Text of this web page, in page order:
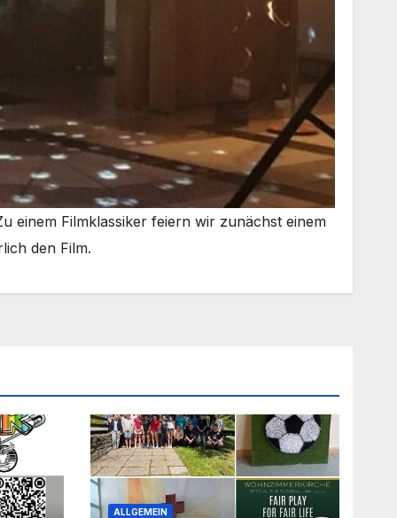
einem Film­klas­si­ker fei­ern wir zunächst einem
den Film.
ALLGEMEIN